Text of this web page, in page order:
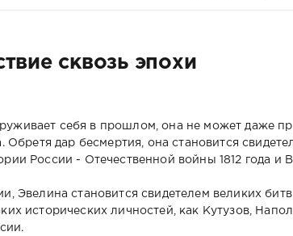
сквозь эпохи
себя в прошлом, она не может даже
Обретя дар бесмертия, она становится
России - Отечественной войны 1812 года и
Эвелина становится свидетелем великих битв
исторических личностей, как Кутузов,